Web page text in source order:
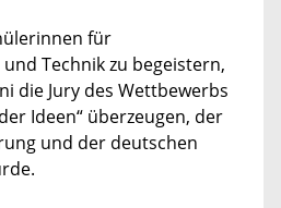
für
Technik zu begeistern,
die Jury des Wettbewerbs
Ideen“ überzeugen, der
und der deutschen